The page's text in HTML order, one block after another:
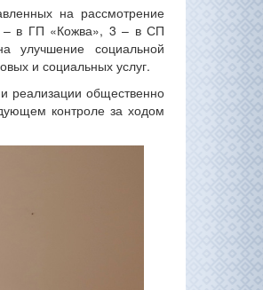
на рассмотрение
– в ГП «Кожва», 3 – в СП
социальной
и социальных услуг.
реализации общественно
контроле за ходом